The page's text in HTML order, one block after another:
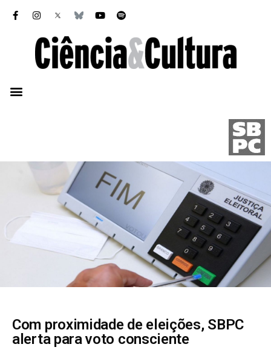
Com proximidade de eleições, SBPC
alerta para voto consciente